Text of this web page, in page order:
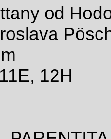
od
12H